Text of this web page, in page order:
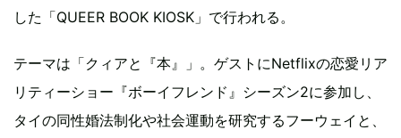
した「QUEER BOOK KIOSK」で行われる。
テーマは「クィアと『本』」。ゲストにNetflixの恋愛リア
リティーショー『ボーイフレンド』シーズン2に参加し、
タイの同性婚法制化や社会運動を研究するフーウェイと、